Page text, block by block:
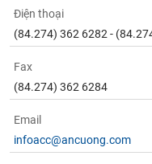
Điện thoại
(84.274) 362 6282 -
Fax
(84.274) 362 6284
Email
infoacc@ancuong.com